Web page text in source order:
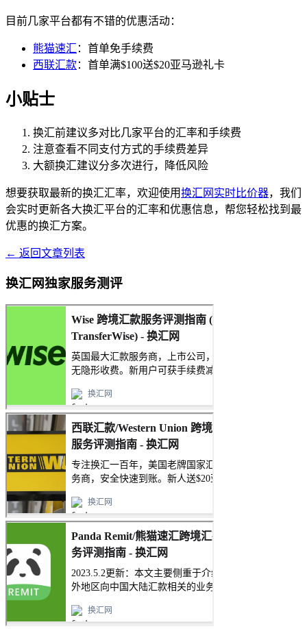
目前几家平台都有不错的优惠活动：
熊猫速汇 ：首单免手续费
西联汇款：首单满$100送$20亚马逊礼卡
小贴士
换汇前建议多对比几家平台的汇率和手续费
注意查看不同支付方式的手续费差异
大额换汇建议分多次进行，降低风险
想要获取最新的换汇汇率，欢迎使用换汇网实时比价器，我们
会实时更新各大换汇平台的汇率和优惠信息，帮您轻松找到最
优惠的换汇方案。
← 返回文章列表
换汇网独家服务测评